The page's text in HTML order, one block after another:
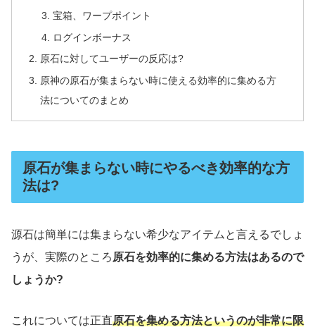
宝箱、ワープポイント
ログインボーナス
原石に対してユーザーの反応は?
原神の原石が集まらない時に使える効率的に集める方
法についてのまとめ
原石が集まらない時にやるべき効率的な方
法は?
源石は簡単には集まらない希少なアイテムと言えるでしょ
うが、実際のところ 原石を効率的に集める方法はあるので
しょうか?
これについては正直原石を集める方法というのが非常に限